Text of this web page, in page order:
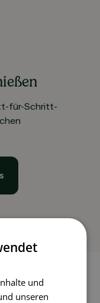
für-Schritt-
und
unseren